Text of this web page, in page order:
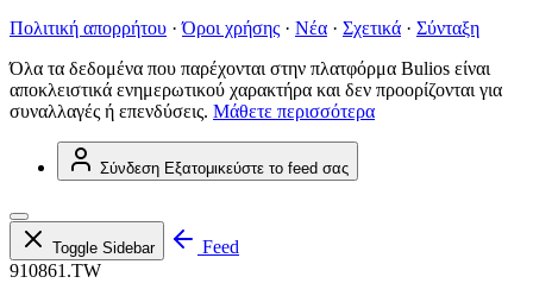
Πολιτική απορρήτου · Όροι χρήσης · Νέα · Σχετικά · Σύνταξη
Όλα τα δεδομένα που παρέχονται στην πλατφόρμα Bulios είναι
αποκλειστικά ενημερωτικού χαρακτήρα και δεν προορίζονται για
συναλλαγές ή επενδύσεις. Μάθετε περισσότερα
Σύνδεση Εξατομικεύστε το feed σας
Toggle Sidebar
Feed
910861.TW